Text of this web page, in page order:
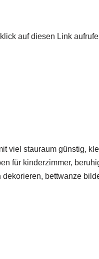
auf diesen Link
viel stauraum günstig,
für kinderzimmer,
bettwanze